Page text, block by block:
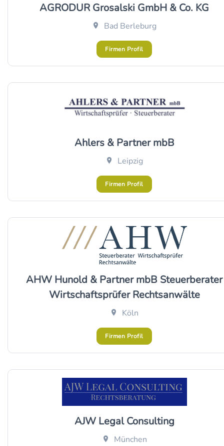
AGRODUR Grosalski GmbH & Co. KG
Bad Berleburg
Firmen Profil
Ahlers & Partner mbB
Leipzig
Firmen Profil
AHW Hunold & Partner mbB Steuerberater
Wirtschaftsprüfer Rechtsanwälte
Köln
Firmen Profil
AJW Legal Consulting
München